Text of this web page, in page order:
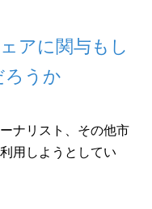
アに関与もし
ろうか
ナリスト、その他市
用しようとしてい